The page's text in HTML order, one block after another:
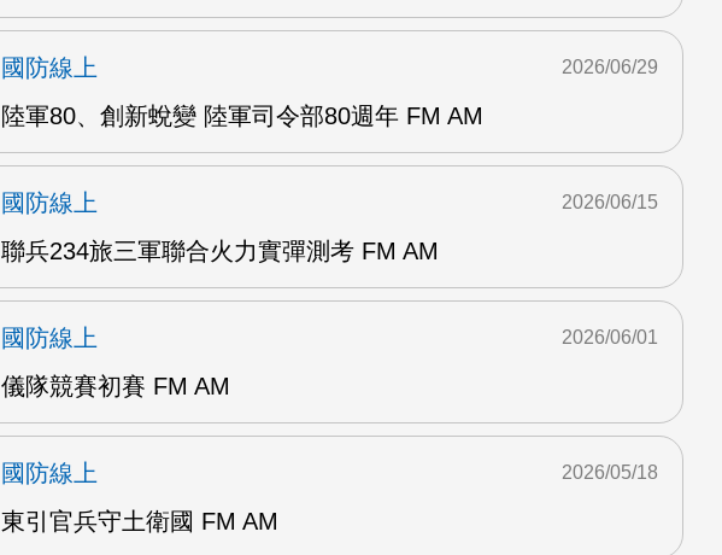
國防線上
陸軍80、創新蛻變 陸軍司令部80週年 FM AM
2026/06/29
國防線上
聯兵234旅三軍聯合火力實彈測考 FM AM
2026/06/15
國防線上
儀隊競賽初賽 FM AM
2026/06/01
國防線上
東引官兵守土衛國 FM AM
2026/05/18